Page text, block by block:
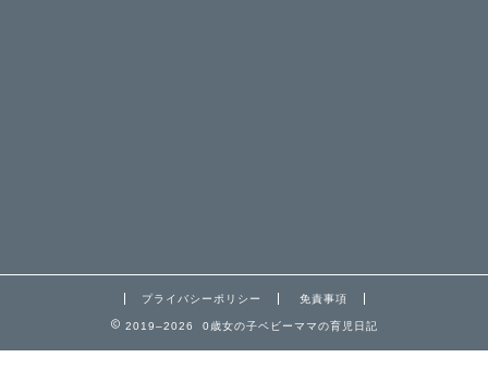
プライバシーポリシー 免責事項
2019–2026 0歳女の子ベビーママの育児日記